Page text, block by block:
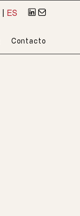
ES
Contacto